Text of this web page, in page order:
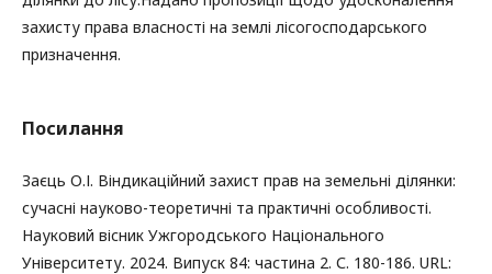
захисту права власності на землі лісогосподарського
призначення.
Посилання
Заєць О.І. Віндикаційний захист прав на земельні ділянки:
сучасні науково-теоретичні та практичні особливості.
Науковий вісник Ужгородського Національного
Університету. 2024. Випуск 84: частина 2. С. 180-186. URL: